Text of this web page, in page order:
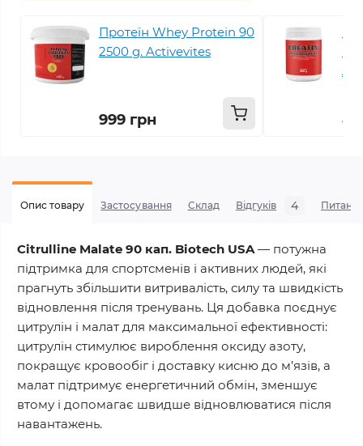
Протеїн Whey Protein 90
2500 g. Activevites
999 грн
Опис товару Застосування Склад Відгуків 4
Citrulline Malate 90 кап. Biotech USA— потужна
підтримка для спортсменів і активних людей, які
прагнуть збільшити витривалість, силу та швидкість
відновлення після тренувань. Ця добавка поєднує
цитрулін і малат для максимальної ефективності:
цитрулін стимулює вироблення оксиду азоту,
покращує кровообіг і доставку кисню до м’язів, а
малат підтримує енергетичний обмін, зменшує
втому і допомагає швидше відновлюватися після
навантажень.